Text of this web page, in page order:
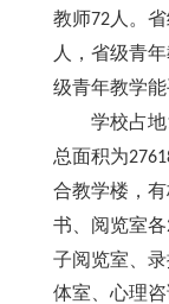
教师72 人。
人，省级青
级青年教学
学校占地
总面积为
合教学楼，
书、阅览室各
子阅览室、
体室、心理